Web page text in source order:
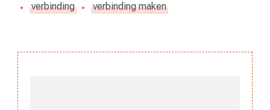
verbinding
verbinding maken